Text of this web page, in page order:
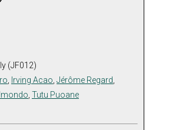
(JF012)
Irving Acao Jérôme Regard
Tutu Puoane